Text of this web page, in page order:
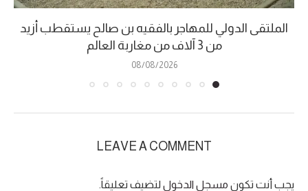
الملتقى الدولي للمهاجر بالفقيه بن صالح يستقطب أزيد
من 3 آلاف من مغاربة العالم
08/08/2026
LEAVE A COMMENT
يجب أنت تكون مسجل الدخول لتضيف تعليقاً.